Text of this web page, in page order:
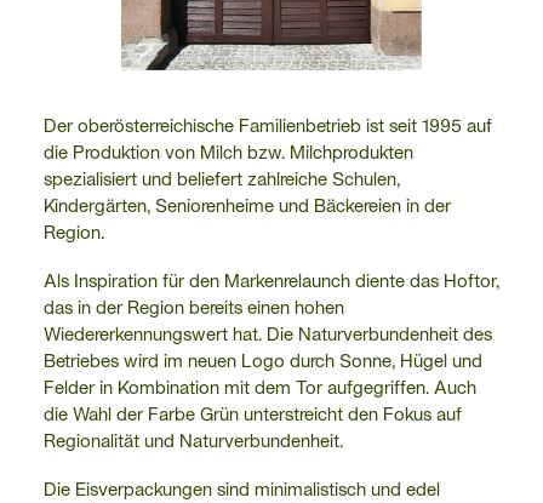
Der oberösterreichische Familienbetrieb ist seit 1995 auf
die Produktion von Milch bzw. Milchprodukten
spezialisiert und beliefert zahlreiche Schulen,
Kindergärten, Seniorenheime und Bäckereien in der
Region.
Als Inspiration für den Markenrelaunch diente das Hoftor,
das in der Region bereits einen hohen
Wiedererkennungswert hat. Die Naturverbundenheit des
Betriebes wird im neuen Logo durch Sonne, Hügel und
Felder in Kombination mit dem Tor aufgegriffen. Auch
die Wahl der Farbe Grün unterstreicht den Fokus auf
Regionalität und Naturverbundenheit.
Die Eisverpackungen sind minimalistisch und edel